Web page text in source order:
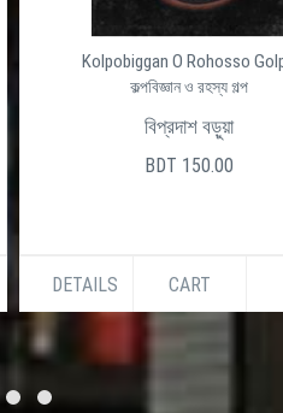
Kolpobiggan O Rohosso
কল্পবিজ্ঞান ও রহস্য গল্প
বিপ্রদাশ বড়ুয়া
BDT 150.00
DETAILS CART